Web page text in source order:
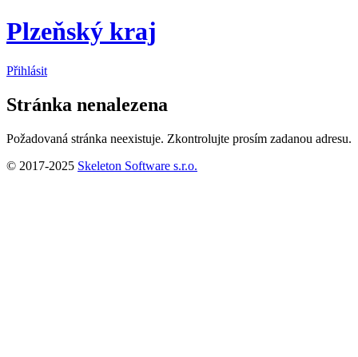
Plzeňský kraj
Přihlásit
Stránka nenalezena
Požadovaná stránka neexistuje. Zkontrolujte prosím zadanou adresu.
© 2017-2025 Skeleton Software s.r.o.